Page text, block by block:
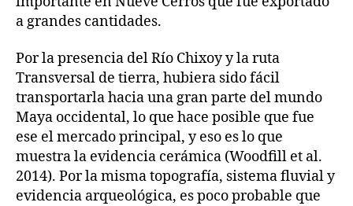
a grandes cantidades.
Por la presencia del Río Chixoy y la ruta
Transversal de tierra, hubiera sido fácil
transportarla hacia una gran parte del mundo
Maya occidental, lo que hace posible que fue
ese el mercado principal, y eso es lo que
muestra la evidencia cerámica (Woodfill et al.
2014). Por la misma topografía, sistema fluvial y
evidencia arqueológica, es poco probable que